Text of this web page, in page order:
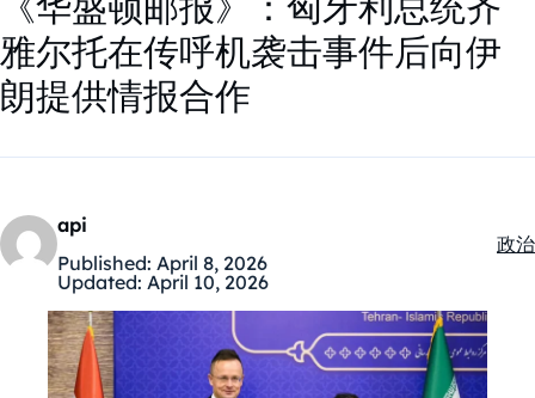
雅尔托在传呼机袭击事件后向伊
朗提供情报合作
api
Published: April 8, 2026
Updated: April 10, 2026
政治